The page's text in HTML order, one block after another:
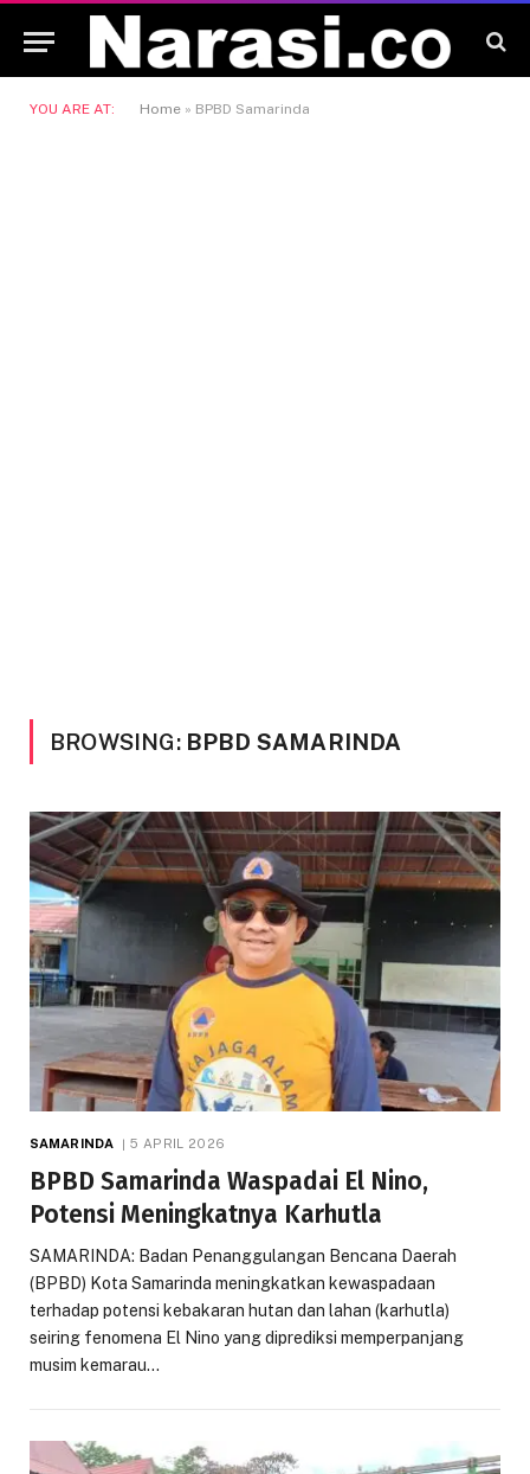
YOU ARE AT: Home » BPBD Samarinda
BROWSING: BPBD SAMARINDA
SAMARINDA 5 APRIL 2026
BPBD Samarinda Waspadai El Nino,
Potensi Meningkatnya Karhutla
SAMARINDA: Badan Penanggulangan Bencana Daerah
(BPBD) Kota Samarinda meningkatkan kewaspadaan
terhadap potensi kebakaran hutan dan lahan (karhutla)
seiring fenomena El Nino yang diprediksi memperpanjang
musim kemarau…